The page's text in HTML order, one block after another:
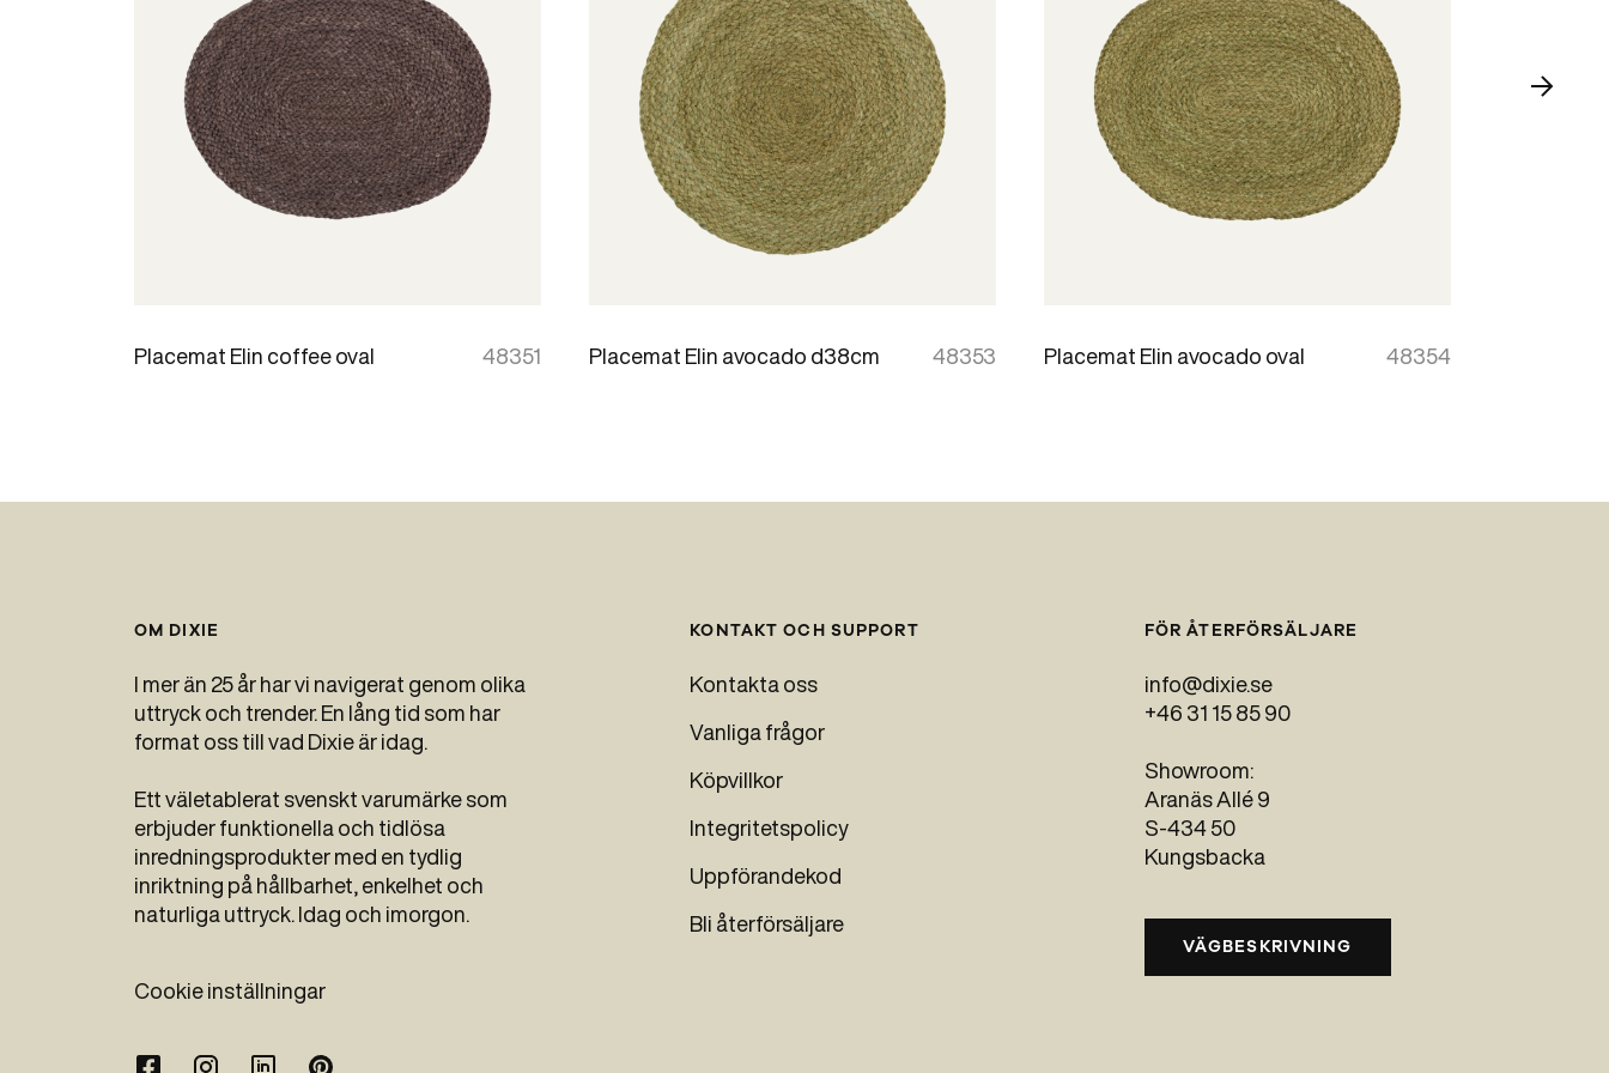
Placemat Elin coffee oval 48351 Placemat Elin avocado d38cm 48353 Placemat Elin avocado oval 48354
OM DIXIE
I mer än 25 år har vi navigerat genom olika
uttryck och trender. En lång tid som har
format oss till vad Dixie är idag.
Ett väletablerat svenskt varumärke som
erbjuder funktionella och tidlösa
inredningsprodukter med en tydlig
inriktning på hållbarhet, enkelhet och
naturliga uttryck. Idag och imorgon.
KONTAKT OCH SUPPORT
Kontakta oss
Vanliga frågor
Köpvillkor
Integritetspolicy
Uppförandekod
Bli återförsäljare
FÖR ÅTERFÖRSÄLJARE
info@dixie.se
+46 31 15 85 90
Showroom:
Aranäs Allé 9
S-434 50
Kungsbacka
VÄGBESKRIVNING
Cookie inställningar